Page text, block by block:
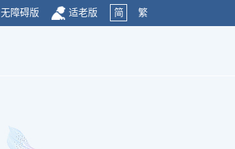
无障碍版 适老版 简 繁